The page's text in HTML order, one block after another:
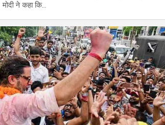
ने कहा कि…